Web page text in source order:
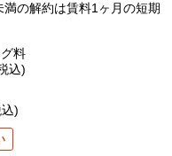
の解約は賃料1ヶ月の短期
料
込